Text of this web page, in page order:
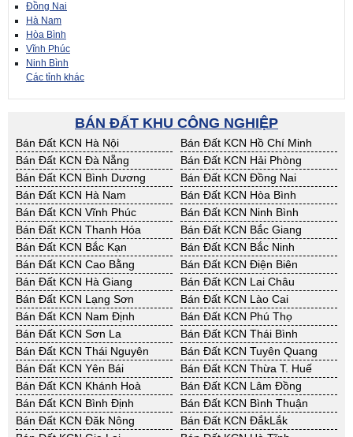
Đồng Nai
Hà Nam
Hòa Bình
Vĩnh Phúc
Ninh Bình
Các tỉnh khác
BÁN ĐẤT KHU CÔNG NGHIỆP
Bán Đất KCN Hà Nội
Bán Đất KCN Hồ Chí Minh
Bán Đất KCN Đà Nẵng
Bán Đất KCN Hải Phòng
Bán Đất KCN Bình Dương
Bán Đất KCN Đồng Nai
Bán Đất KCN Hà Nam
Bán Đất KCN Hòa Bình
Bán Đất KCN Vĩnh Phúc
Bán Đất KCN Ninh Bình
Bán Đất KCN Thanh Hóa
Bán Đất KCN Bắc Giang
Bán Đất KCN Bắc Kạn
Bán Đất KCN Bắc Ninh
Bán Đất KCN Cao Bằng
Bán Đất KCN Điện Biên
Bán Đất KCN Hà Giang
Bán Đất KCN Lai Châu
Bán Đất KCN Lạng Sơn
Bán Đất KCN Lào Cai
Bán Đất KCN Nam Định
Bán Đất KCN Phú Thọ
Bán Đất KCN Sơn La
Bán Đất KCN Thái Bình
Bán Đất KCN Thái Nguyên
Bán Đất KCN Tuyên Quang
Bán Đất KCN Yên Bái
Bán Đất KCN Thừa T. Huế
Bán Đất KCN Khánh Hoà
Bán Đất KCN Lâm Đồng
Bán Đất KCN Bình Định
Bán Đất KCN Bình Thuận
Bán Đất KCN Đăk Nông
Bán Đất KCN ĐắkLắk